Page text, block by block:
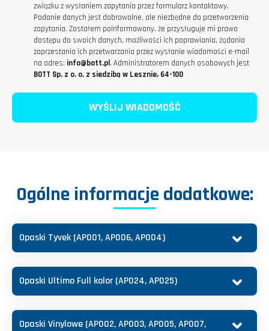
związku z wysłaniem zapytania przez formularz kontaktowy.
Podanie danych jest dobrowolne, ale niezbędne do przetworzenia
zapytania. Zostałem poinformowany, że przysługuje mi prawo
dostępu do swoich danych, możliwości ich poprawiania, żądania
zaprzestania ich przetwarzania przez wysłanie wiadomości e-mail
na adres: info@bott.pl . Administratorem danych osobowych jest
BOTT Sp. z o. o. z siedzibą w Lesznie, 64-100
Ogólne informacje dodatkowe:
Opaski Tyvek (AP001, AP006, AP004)
Opaski Ultimo Full kolor (AP024, AP025)
Opaski Vinylowe (AP002, AP003, AP005, AP007,